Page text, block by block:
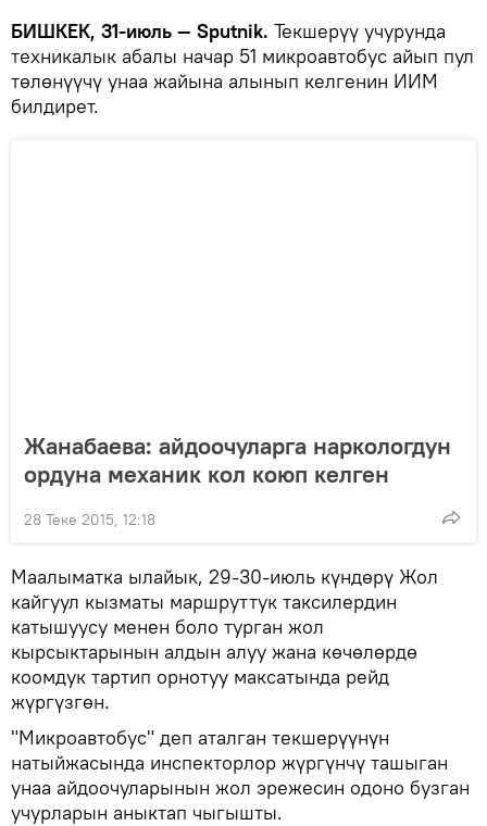
БИШКЕК, 31-июль — Sputnik. Текшерүү учурунда
техникалык абалы начар 51 микроавтобус айып пул
төлөнүүчү унаа жайына алынып келгенин ИИМ
билдирет.
Жанабаева: айдоочуларга наркологдун
ордуна механик кол коюп келген
28 Теке 2015, 12:18
Маалыматка ылайык, 29-30-июль күндөрү Жол
кайгуул кызматы маршруттук таксилердин
катышуусу менен боло турган жол
кырсыктарынын алдын алуу жана көчөлөрдө
коомдук тартип орнотуу максатында рейд
жүргүзгөн.
"Микроавтобус" деп аталган текшерүүнүн
натыйжасында инспекторлор жүргүнчү ташыган
унаа айдоочуларынын жол эрежесин одоно бузган
учурларын аныктап чыгышты.